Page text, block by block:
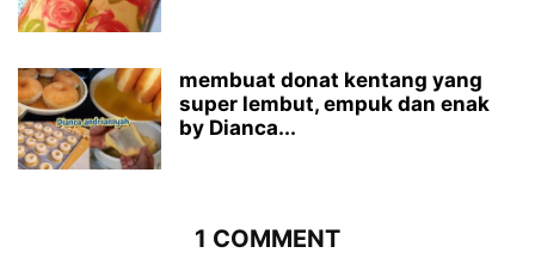
membuat donat kentang yang
super lembut, empuk dan enak
by Dianca...
1 COMMENT